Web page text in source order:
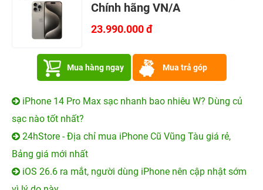
Chính hãng VN/A
23.990.000 đ
Mua hàng ngay Mua trả góp
iPhone 14 Pro Max sạc nhanh bao nhiêu W? Dùng củ
sạc nào tốt nhất?
24hStore - Địa chỉ mua iPhone Cũ Vũng Tàu giá rẻ,
Bảng giá mới nhất
iOS 26.6 ra mắt, người dùng iPhone nên cập nhật sớm